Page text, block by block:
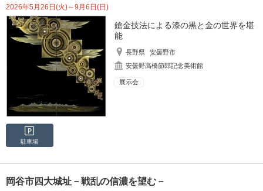
2026年5月26日(火)～9月6日(日)
鎗金技法による漆の黒と金の世界を堪
能
長野県
安曇野市
安曇野高橋節郎記念美術館
展示会
駐車場
岡谷市四大城址－戦乱の信濃を望む－